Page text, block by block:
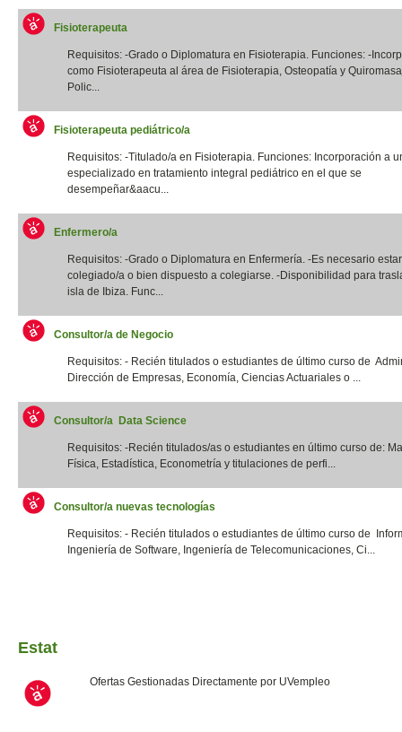
Fisioterapeuta
Requisitos: -Grado o Diplomatura en Fisioterapia. Funciones: -
como Fisioterapeuta al área de Fisioterapia, Osteopatía y
Polic...
Fisioterapeuta pediátrico/a
Requisitos: -Titulado/a en Fisioterapia. Funciones: Incorporación a
especializado en tratamiento integral pediátrico en el que se
desempeñar&aacu...
Enfermero/a
Requisitos: -Grado o Diplomatura en Enfermería. -Es necesario estar
colegiado/a o bien dispuesto a colegiarse. -Disponibilidad para
isla de Ibiza. Func...
Consultor/a de Negocio
Requisitos: - Recién titulados o estudiantes de último curso de
Dirección de Empresas, Economía, Ciencias Actuariales o ...
Consultor/a Data Science
Requisitos: -Recién titulados/as o estudiantes en último curso de:
Física, Estadística, Econometría y titulaciones de perfi...
Consultor/a nuevas tecnologías
Requisitos: - Recién titulados o estudiantes de último curso de
Ingeniería de Software, Ingeniería de Telecomunicaciones, Ci...
Estat
Ofertas Gestionadas Directamente por UVempleo